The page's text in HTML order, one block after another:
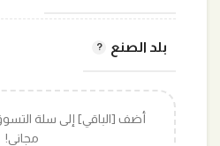
بلد الصنع
أضف [الباقي] إلى سلة
مجاني!